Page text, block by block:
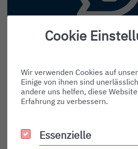
Bodensee-Airport
Für Montag, den 06. Oktober 2025
Cookie
Wir verwenden Cookies auf
Einige von ihnen sind
andere uns helfen, diese
Erfahrung zu verbessern.
Essenzielle
Essenzielle